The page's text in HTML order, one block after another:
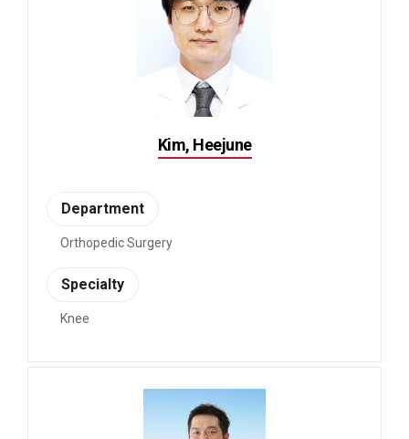
Kim, Heejune
Department
Orthopedic Surgery
Specialty
Knee